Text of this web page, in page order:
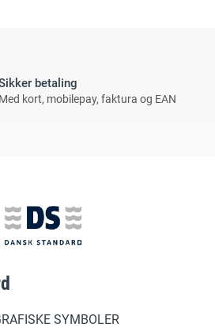
betaling
Med kort, mobilepay, faktura og EAN
SYMBOLER